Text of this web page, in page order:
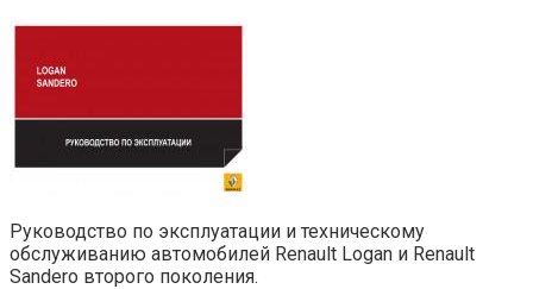
Руководство по эксплуатации и техническому
обслуживанию автомобилей Renault Logan и Renault
Sandero второго поколения.